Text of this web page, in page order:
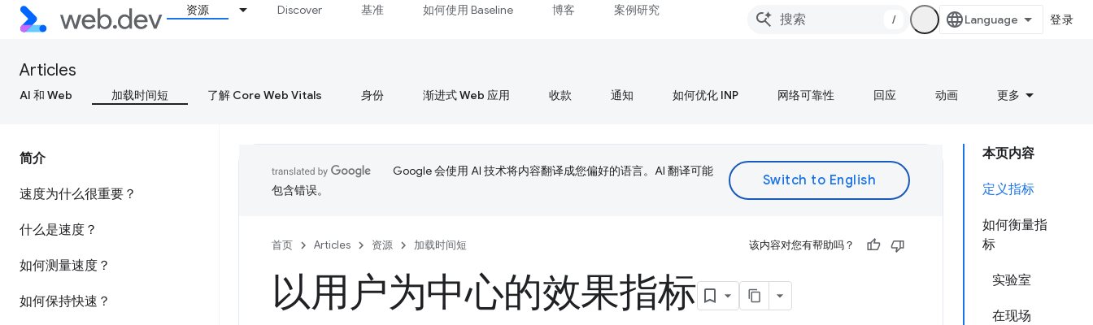
资源 Discover 基准 如何使用 Baseline 博客 案例研究
/ 登录
Articles
AI 和 Web 加载时间短 了解 Core Web Vitals 身份 渐进式 Web 应用 收款 通知 如何优化 INP 网络可靠性 回应 动画 更多
简介
速度为什么很重要？
什么是速度？
如何测量速度？
如何保持快速？
本页内容
定义指标
如何衡量指
标
实验室
在现场
Google 会使用 AI 技术将内容翻译成您偏好的语言。AI 翻译可能
包含错误。
首页 Articles 资源 加载时间短 该内容对您有帮助吗？
以用户为中心的效果指标